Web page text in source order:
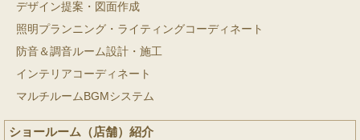
デザイン提案・図面作成
照明プランニング・ライティングコーディネート
防音＆調音ルーム設計・施工
インテリアコーディネート
マルチルームBGMシステム
ショールーム（店舗）紹介